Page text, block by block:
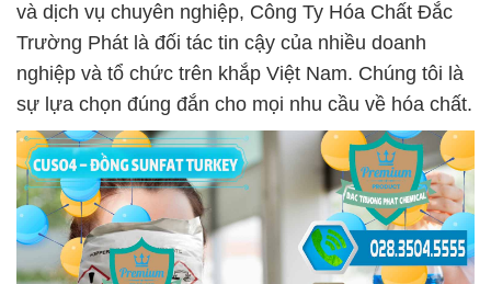
và dịch vụ chuyên nghiệp, Công Ty Hóa Chất Đắc
Trường Phát là đối tác tin cậy của nhiều doanh
nghiệp và tổ chức trên khắp Việt Nam. Chúng tôi là
sự lựa chọn đúng đắn cho mọi nhu cầu về hóa chất.